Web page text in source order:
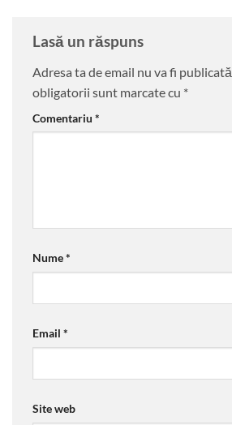
Lasă un răspuns
Adresa ta de email nu va fi publicată.
obligatorii sunt marcate cu *
Comentariu *
Nume*
Email *
Site web